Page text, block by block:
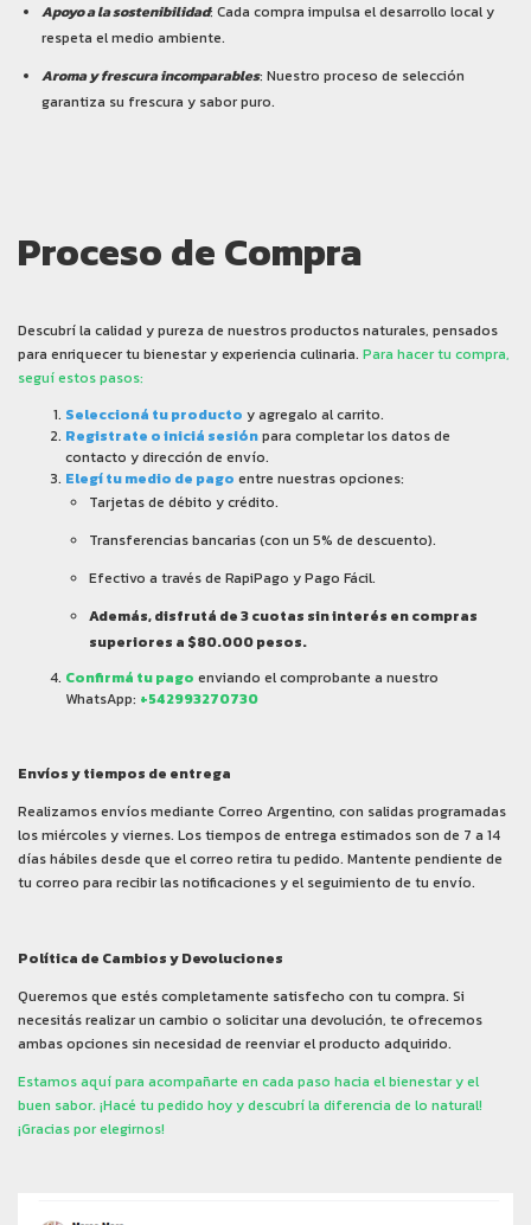
Apoyo a la sostenibilidad: Cada compra impulsa el desarrollo local y
respeta el medio ambiente.
Aroma y frescura incomparables: Nuestro proceso de selección
garantiza su frescura y sabor puro.
Proceso de Compra
Descubrí la calidad y pureza de nuestros productos naturales, pensados
para enriquecer tu bienestar y experiencia culinaria. Para hacer tu compra,
seguí estos pasos:
Seleccioná tu producto y agregalo al carrito.
Registrate o iniciá sesiónpara completar los datos de
contacto y dirección de envío.
Elegí tu medio de pago entre nuestras opciones:
Tarjetas de débito y crédito.
Transferencias bancarias (con un 5% de descuento).
Efectivo a través de RapiPago y Pago Fácil.
Además, disfrutá de 3 cuotas sin interés en compras
superiores a $80.000 pesos.
Confirmá tu pago enviando el comprobante a nuestro
WhatsApp: +542993270730
Envíos y tiempos de entrega
Realizamos envíos mediante Correo Argentino, con salidas programadas
los miércoles y viernes. Los tiempos de entrega estimados son de 7 a 14
días hábiles desde que el correo retira tu pedido. Mantente pendiente de
tu correo para recibir las notificaciones y el seguimiento de tu envío.
Política de Cambios y Devoluciones
Queremos que estés completamente satisfecho con tu compra. Si
necesitás realizar un cambio o solicitar una devolución, te ofrecemos
ambas opciones sin necesidad de reenviar el producto adquirido.
Estamos aquí para acompañarte en cada paso hacia el bienestar y el
buen sabor. ¡Hacé tu pedido hoy y descubrí la diferencia de lo natural!
¡Gracias por elegirnos!